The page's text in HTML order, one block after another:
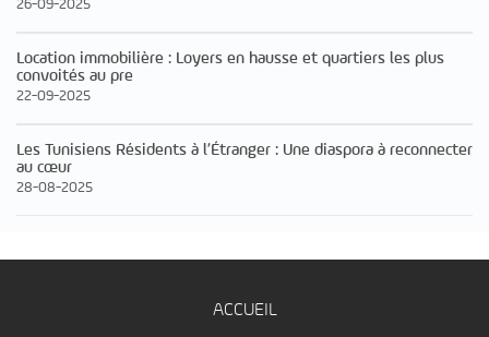
26-09-2025
Location immobilière : Loyers en hausse et quartiers les plus
convoités au pre
22-09-2025
Les Tunisiens Résidents à l’Étranger : Une diaspora à reconnecter
au cœur
28-08-2025
ACCUEIL